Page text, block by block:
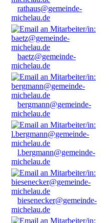
rathaus@gemeinde-
michelau.de
baetz@gemeinde-
michelau.de
bergmann@gemeinde-
michelau.de
l.bergmann@gemeinde-
michelau.de
biesenecker@gemeinde-
michelau.de